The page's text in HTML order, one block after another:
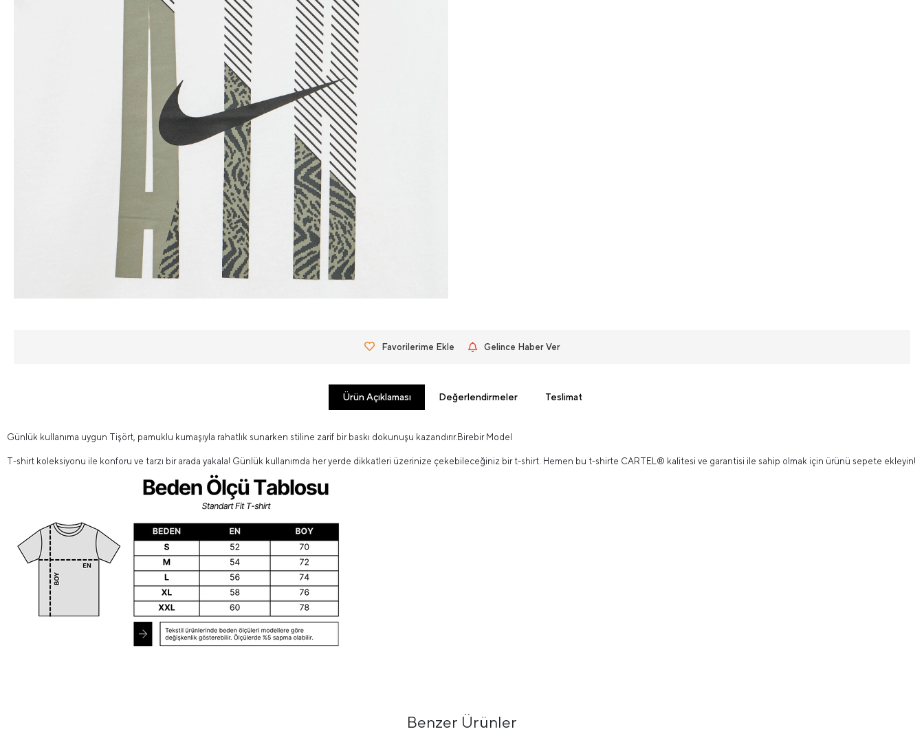
Favorilerime Ekle Gelince Haber Ver
Ürün Açıklaması Değerlendirmeler Teslimat
Günlük kullanıma uygun Tişört, pamuklu kumaşıyla rahatlık sunarken stiline zarif bir baskı dokunuşu kazandırır.Birebir Model
T-shirt koleksiyonu ile konforu ve tarzı bir arada yakala! Günlük kullanımda her yerde dikkatleri üzerinize çekebileceğiniz bir t-shirt. Hemen bu t-shirte CARTEL® kalitesi ve garantisi ile sahip olmak için ürünü sepete ekleyin!
Benzer Ürünler